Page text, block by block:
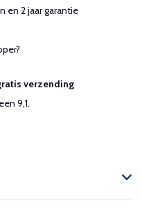
en 2 jaar garantie
verzending
9,1.